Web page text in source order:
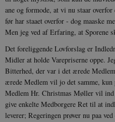
ane og for­mode, at vi nu staar
før har staaet overfor - dog maaske
Men jeg ved af Erfaring, at Sporene
Det foreliggende Lovforslag er
Midler at holde Varepriserne oppe.
Bitterhed, der var i det ærede
ærede Medlem vil jo det samme, kun
Medlem Hr. Christmas Møller vil ind
give enkelte Medborgere Ret til at
leverer; Regeringen prøver nu paa
hjemmesiden brugbar
grundlæggende
Hjemmesiden kan ikke
cookies.
be_typo_user